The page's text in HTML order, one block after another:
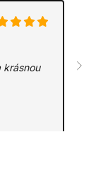
krásnou